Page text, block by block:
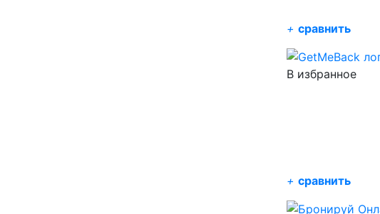
+ сравнить
В избранное
+ сравнить